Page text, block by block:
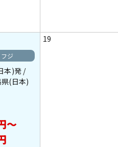
ジ
本)発 /
(日本)
～
19